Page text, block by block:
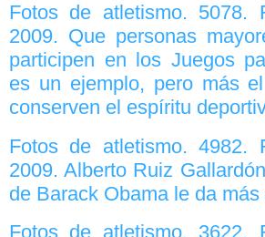
Fotos de atletismo. 5078.
2009. Que personas
participen en los Juegos
es un ejemplo, pero más
conserven el espíritu
Fotos de atletismo. 4982.
2009. Alberto Ruiz
de Barack Obama le da
Fotos de atletismo. 3622.